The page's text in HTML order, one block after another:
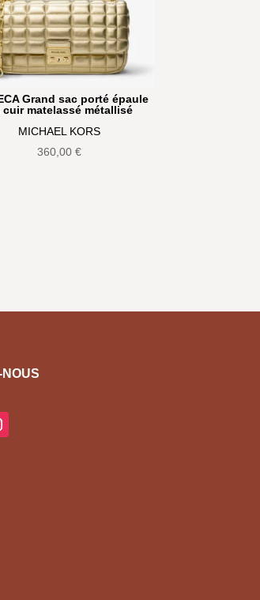
Grand sac porté épaule
cuir matelassé métallisé
MICHAEL KORS
360,00€